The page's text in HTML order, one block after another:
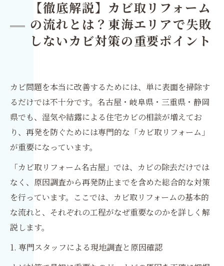
【徹底解説】カビ取リフォーム
の流れとは？東海エリアで失敗
しないカビ対策の重要ポイント
カビ問題を本当に改善するためには、単に表面を掃除す
るだけでは不十分です。名古屋・岐阜県・三重県・静岡
県でも、湿気や結露による住宅カビの相談が増えてお
り、再発を防ぐためには専門的な「カビ取リフォーム」
が重要になっています。
「カビ取リフォーム名古屋」では、カビの除去だけでは
なく、原因調査から再発防止までを含めた総合的な対策
を行っています。ここでは、カビ取リフォームの基本的
な流れと、それぞれの工程がなぜ重要なのかを詳しく解
説します。
1. 専門スタッフによる現地調査と原因確認